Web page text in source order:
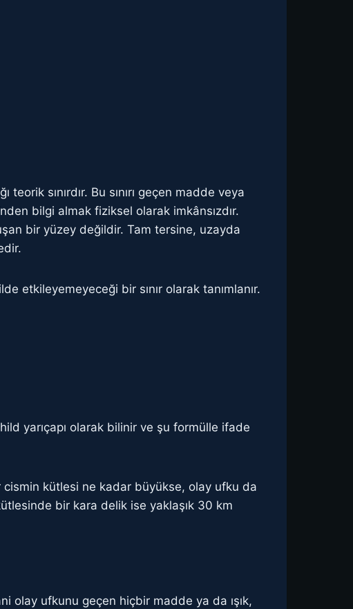
sınırdır. Bu sınırı geçen madde veya
bilgi almak fiziksel olarak imkânsızdır.
bir yüzey değildir. Tam tersine, uzayda
etkileyemeyeceği bir sınır olarak tanımlanır.
yarıçapı olarak bilinir ve şu formülle ifade
cismin kütlesi ne kadar büyükse, olay ufku da
bir kara delik ise yaklaşık 30 km
olay ufkunu geçen hiçbir madde ya da ışık,